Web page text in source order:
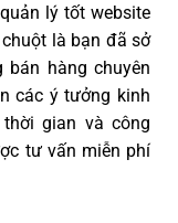
lý tốt website
là bạn đã sở
hàng chuyên
các ý tưởng kinh
gian và công
tư vấn miễn phí